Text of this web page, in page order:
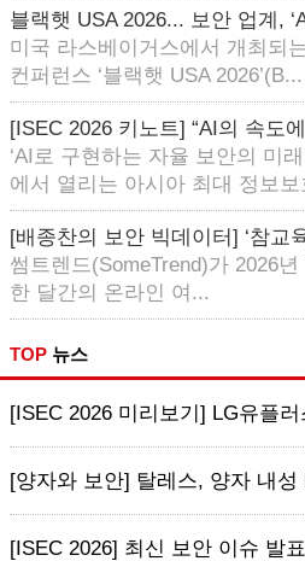
블랙햇 USA 2026... 보안 업계,
미국 라스베이거스에서 개최되
컨퍼런스 ‘블랙햇 USA 2026’(B...
[ISEC 2026 키노트] “AI의 속도
‘AI로 구현하는 자율 보안의 미
에서 열리는 아시아 최대 정보보
[배종찬의 보안 빅데이터] ‘참교
썸트렌드(SomeTrend)가 2026
한 달간의 온라인 여...
TOP 뉴스
[ISEC 2026 미리보기] LG유플
[양자와 보안] 탈레스, 양자 내성
[ISEC 2026] 최신 보안 이슈 발